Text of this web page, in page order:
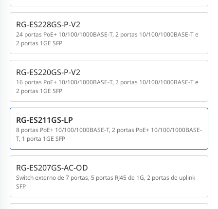
RG-ES228GS-P-V2
24 portas PoE+ 10/100/1000BASE-T, 2 portas 10/100/1000BASE-T e
2 portas 1GE SFP
RG-ES220GS-P-V2
16 portas PoE+ 10/100/1000BASE-T, 2 portas 10/100/1000BASE-T e
2 portas 1GE SFP
RG-ES211GS-LP
8 portas PoE+ 10/100/1000BASE-T, 2 portas PoE+ 10/100/1000BASE-
T, 1 porta 1GE SFP
RG-ES207GS-AC-OD
Switch externo de 7 portas, 5 portas RJ45 de 1G, 2 portas de uplink
SFP